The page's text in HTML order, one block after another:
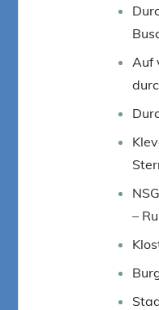
Auf
–